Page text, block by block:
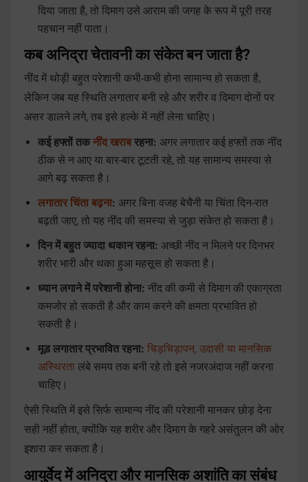
दिया जाता है, तो दिमाग उसे आराम की जगह के रूप में पूरी तरह
पहचान नहीं पाता।
कब अनिद्रा चेतावनी का संकेत बन जाता है?
नींद में थोड़ी बहुत परेशानी कभी-कभी होना सामान्य हो सकता है,
लेकिन जब यह स्थिति लगातार बनी रहे और शरीर व दिमाग दोनों पर
असर डालने लगे, तब इसे हल्के में नहीं लेना चाहिए।
कई हफ्तों तकनींद खराबरहना: अगर लगातार कई हफ्तों तक नींद
ठीक से न आए या बार-बार टूटती रहे, तो यह सामान्य समस्या से
आगे बढ़ सकता है।
लगातार चिंता बढ़ना: अगर बिना वजह बेचैनी या चिंता दिन-रात
बढ़ती जाए, तो यह नींद की समस्या से जुड़ा संकेत हो सकता है।
दिन में बहुत ज्यादा थकान रहना: अच्छी नींद न मिलने पर दिनभर
शरीर भारी और थका हुआ महसूस हो सकता है।
ध्यान लगाने में परेशानी होना: नींद की कमी से दिमाग की एकाग्रता
कमजोर हो सकती है और काम करने की क्षमता प्रभावित हो
सकती है।
मूड लगातार प्रभावित रहना: चिड़चिड़ापन, उदासी या मानसिक
अस्थिरता लंबे समय तक बनी रहे तो इसे नजरअंदाज नहीं करना
चाहिए।
ऐसी स्थिति में इसे सिर्फ सामान्य नींद की परेशानी मानकर छोड़ देना
सही नहीं होता, क्योंकि यह शरीर और दिमाग के गहरे असंतुलन की ओर
इशारा कर सकता है।
आयुर्वेद में अनिद्रा और मानसिक अशांति का संबंध